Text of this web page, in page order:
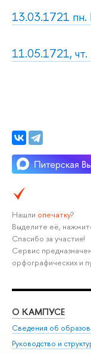
13.03.1721 пн.
11.05.1721,
Нашли опечатку?
Выделите её,
Спасибо за участие!
Сервис
орфографических и
О КАМПУСЕ
Сведения об
Руководство и